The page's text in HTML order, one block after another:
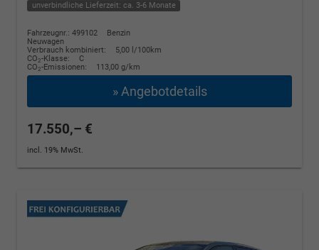
unverbindliche Lieferzeit: ca. 3-6 Monate
Fahrzeugnr.: 499102
Benzin
Neuwagen
Verbrauch kombiniert:
5,00 l/100km
CO2-Klasse:
C
CO2-Emissionen: 113,00 g/km
» Angebotdetails
17.550,– €
incl. 19% MwSt.